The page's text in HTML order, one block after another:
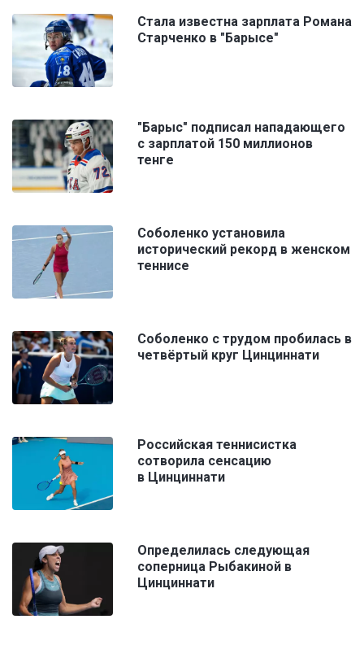
Стала известна зарплата Романа
Старченко в "Барысе"
"Барыс" подписал нападающего
с зарплатой 150 миллионов
тенге
Соболенко установила
исторический рекорд в женском
теннисе
Соболенко с трудом пробилась в
четвёртый круг Цинциннати
Российская теннисистка
сотворила сенсацию
в Цинциннати
Определилась следующая
соперница Рыбакиной в
Цинциннати